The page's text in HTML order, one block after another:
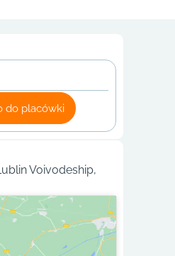
do placówki
Voivodeship,